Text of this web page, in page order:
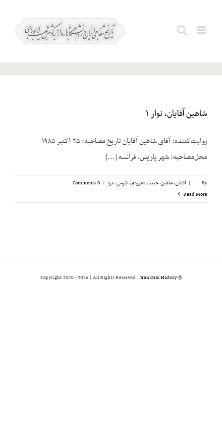
فرمانفرمائیان؛
شاهین آقایان، نوار ۱
روایت‌کننده: آقای شاهین آقایان تاریخ مصاحبه: ۲۵ اکتبر ۱۹۸۵
محل‌مصاحبه: شهر پاریس، فرانسه [...]
By
|
| آقایان، شاهین,حبیب لاجوردی,فارسی,مرد |
0 Comments
Read More
© Copyright 2020 -
2026 | All Rights Reserved | Iran Oral History